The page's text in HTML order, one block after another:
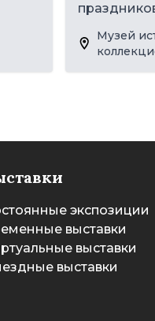
Музей
экспозиции
выставки
выставки
выставки